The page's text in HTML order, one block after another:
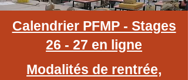
Calendrier PFMP - Stages
26 - 27 en ligne
Modalités de rentrée,